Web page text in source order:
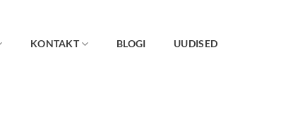
KONTAKT BLOGI UUDISED